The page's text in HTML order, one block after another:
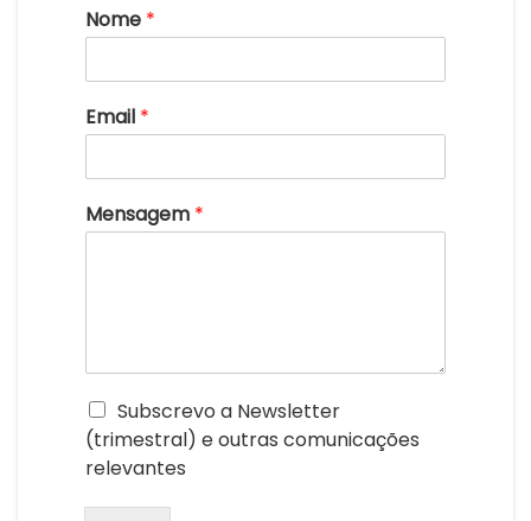
Nome *
Email *
Mensagem *
Subscrevo a Newsletter
(trimestral) e outras comunicações
relevantes